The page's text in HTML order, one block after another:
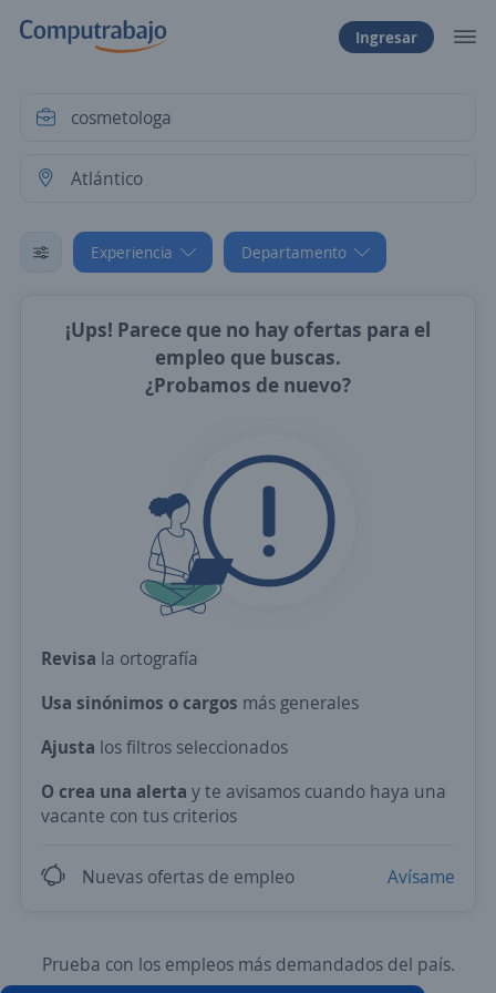
Ingresar
Experiencia Departamento
¡Ups! Parece que no hay ofertas para el
empleo que buscas.
¿Probamos de nuevo?
Revisa la ortografía
Usa sinónimos o cargos más generales
Ajusta los filtros seleccionados
O crea una alerta y te avisamos cuando haya una
vacante con tus criterios
Nuevas ofertas de empleo Avísame
Prueba con los empleos más demandados del país.